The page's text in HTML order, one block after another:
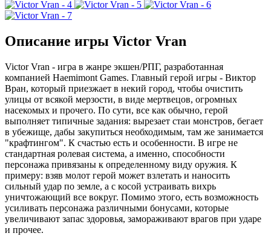
Описание игры Victor Vran
Victor Vran - игра в жанре экшен/РПГ, разработанная
компанией Haemimont Games. Главный герой игры - Виктор
Вран, который приезжает в некий город, чтобы очистить
улицы от всякой мерзости, в виде мертвецов, огромных
насекомых и прочего. По сути, все как обычно, герой
выполняет типичные задания: вырезает стаи монстров, бегает
в убежище, дабы закупиться необходимым, там же занимается
"крафтингом". К счастью есть и особенности. В игре не
стандартная ролевая система, а именно, способности
персонажа привязаны к определенному виду оружия. К
примеру: взяв молот герой может взлетать и наносить
сильный удар по земле, а с косой устраивать вихрь
уничтожающий все вокруг. Помимо этого, есть возможность
усиливать персонажа различными бонусами, которые
увеличивают запас здоровья, замораживают врагов при ударе
и прочее.